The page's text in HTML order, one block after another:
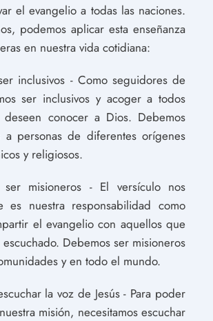
el evangelio a todas las naciones.
podemos aplicar esta enseñanza
en nuestra vida cotidiana:
inclusivos - Como seguidores de
ser inclusivos y acoger a todos
conocer a Dios. Debemos
a personas de diferentes orígenes
y religiosos.
misioneros - El versículo nos
es nuestra responsabilidad como
el evangelio con aquellos que
Debemos ser misioneros
y en todo el mundo.
la voz de Jesús - Para poder
misión, necesitamos escuchar